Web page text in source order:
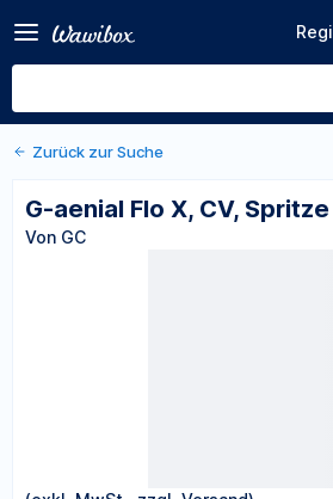
ml
Von GC
Zurück zur Suche
G-aenial Flo X, CV, Spritze
Von GC